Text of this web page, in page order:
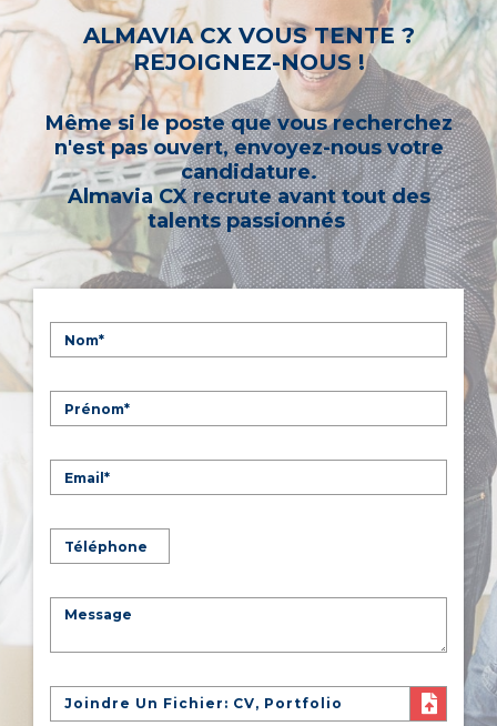
d’autres mots-clés ou à sélectionner un « métier ».
ALMAVIA CX VOUS TENTE ?
REJOIGNEZ-NOUS !
Même si le poste que vous recherchez
n'est pas ouvert, envoyez-nous votre
candidature.
Almavia CX recrute avant tout des
talents passionnés
Joindre Un Fichier: CV, Portfolio